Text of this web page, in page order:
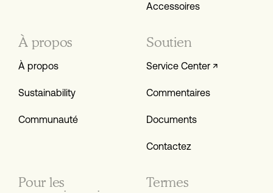
Accessoires
À propos
À propos
Sustainability
Communauté
Soutien
Service Center ↗
Commentaires
Documents
Contactez
Pour les
Termes